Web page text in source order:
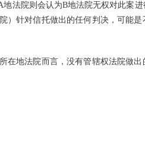
法院则会认为B地法院无权对此案
）针对信托做出的任何判决，可能是
在地法院而言，没有管辖权法院做出